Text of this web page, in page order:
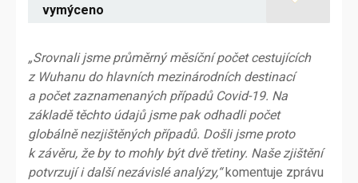
vymýceno
„Srovnali jsme průměrný měsíční počet cestujících
z Wuhanu do hlavních mezinárodních destinací
a počet zaznamenaných případů Covid-19. Na
základě těchto údajů jsme pak odhadli počet
globálně nezjištěných případů. Došli jsme proto
k závěru, že by to mohly být dvě třetiny. Naše zjištění
potvrzují i další nezávislé analýzy,“komentuje zprávu